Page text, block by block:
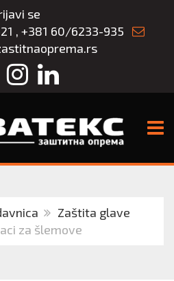
se
, +381 60/6233-935
FacebookInstagram
LinkedIn
Zaštita glave
za šlemove